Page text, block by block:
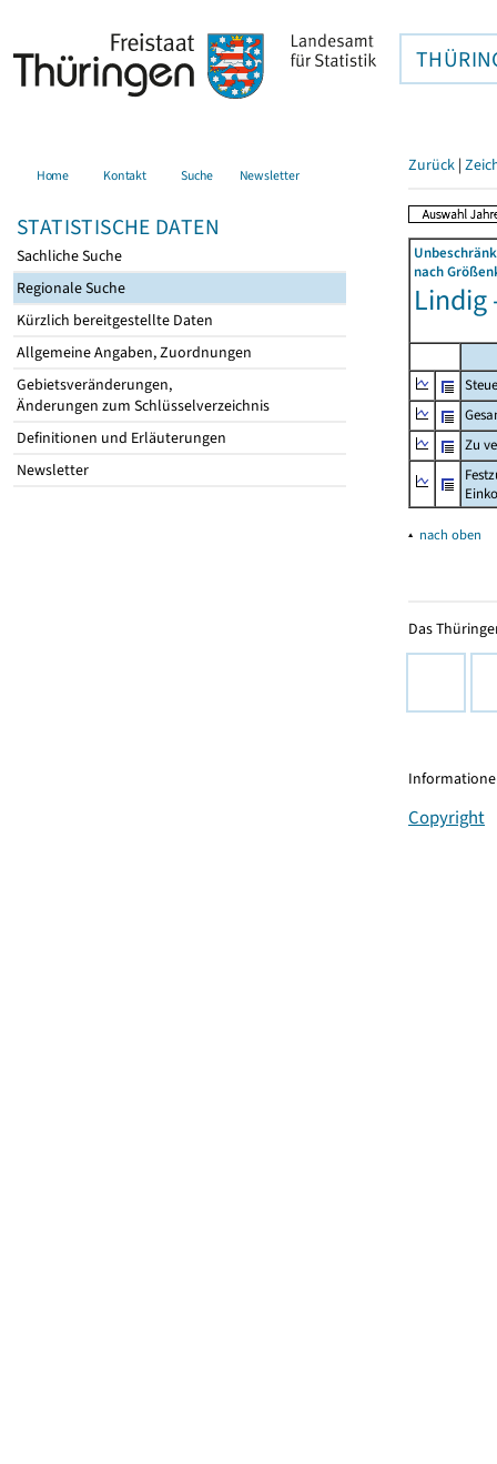
Home Kontakt Suche Newsletter
STATISTISCHE DATEN
Sachliche Suche
Regionale Suche
Kürzlich bereitgestellte Daten
Allgemeine Angaben, Zuordnungen
Gebietsveränderungen,
Änderungen zum Schlüsselverzeichnis
Definitionen und Erläuterungen
Newsletter
Zurück |
nach
Lindig
Zu
▴ nach oben
Das
Copyright